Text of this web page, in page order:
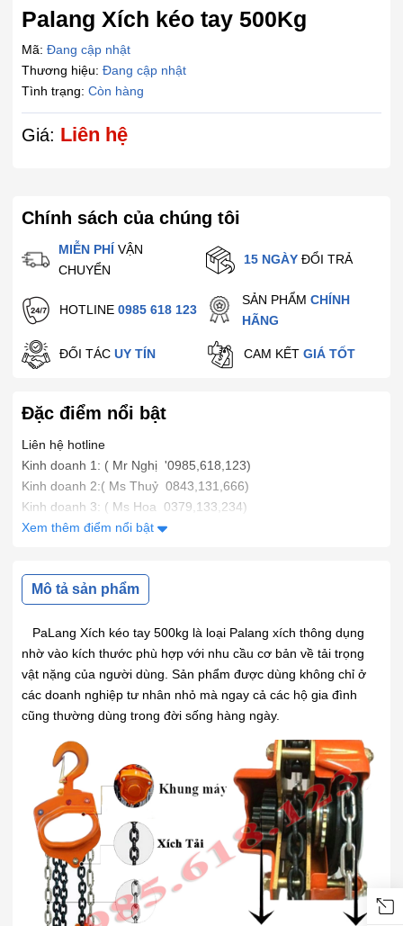
Chính sách của chúng tôi
MIỄN PHÍ VẬN
CHUYỂN
15 NGÀY ĐỔI TRẢ
HOTLINE 0985 618 123
SẢN PHẨMCHÍNH
HÃNG
ĐỐI TÁC UY TÍN CAM KẾT GIÁ TỐT
Đặc điểm nổi bật
Liên hệ hotline
Kinh doanh 1: ( Mr Nghị '0985,618,123)
Kinh doanh 2:( Ms Thuỷ 0843,131,666)
Kinh doanh 3: ( Ms Hoa 0379,133,234)
Kinh doanh 4: ( Mr Ngân 0963.210.100)
Xem thêm điểm nổi bật
Mô tả sản phẩm
PaLang Xích kéo tay 500kg là loại Palang xích thông dụng
nhờ vào kích thước phù hợp với nhu cầu cơ bản về tải trọng
vật nặng của người dùng. Sản phẩm được dùng không chỉ ở
các doanh nghiệp tư nhân nhỏ mà ngay cả các hộ gia đình
cũng thường dùng trong đời sống hàng ngày.
Palang Xích kéo tay 500Kg
Mã: Đang cập nhật
Thương hiệu: Đang cập nhật
Tình trạng: Còn hàng
Giá: Liên hệ